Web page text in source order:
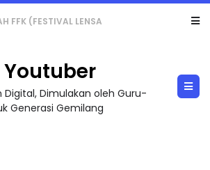
WANG TAHUN 6 OLEH CIKGU ANITA #ALLINONE #141 #...
Digital, Dimulakan oleh Guru-
Generasi Gemilang